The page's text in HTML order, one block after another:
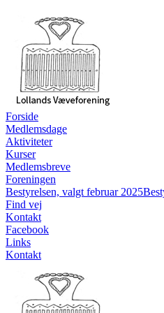
Forside
Medlemsdage
Aktiviteter
Kurser
Medlemsbreve
Foreningen
Bestyrelsen, valgt februar 2025
Find vej
Kontakt
Facebook
Links
Kontakt